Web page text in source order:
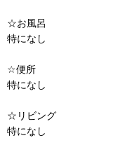
☆お風呂
特になし
☆便所
特になし
☆リビング
特になし